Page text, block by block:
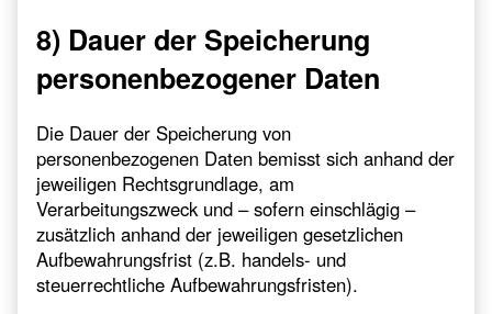
8) Dauer der Speicherung
personenbezogener Daten
Die Dauer der Speicherung von
personenbezogenen Daten bemisst sich anhand der
jeweiligen Rechtsgrundlage, am
Verarbeitungszweck und – sofern einschlägig –
zusätzlich anhand der jeweiligen gesetzlichen
Aufbewahrungsfrist (z.B. handels- und
steuerrechtliche Aufbewahrungsfristen).